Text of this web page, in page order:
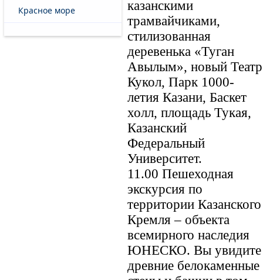
Красное море
казанскими
трамвайчиками,
стилизованная
деревенька «Туган
Авылым», новый Театр
Кукол, Парк 1000-
летия Казани, Баскет
холл, площадь Тукая,
Казанский
Федеральный
Университет.
11.00 Пешеходная
экскурсия по
территории Казанского
Кремля – объекта
всемирного наследия
ЮНЕСКО. Вы увидите
древние белокаменные